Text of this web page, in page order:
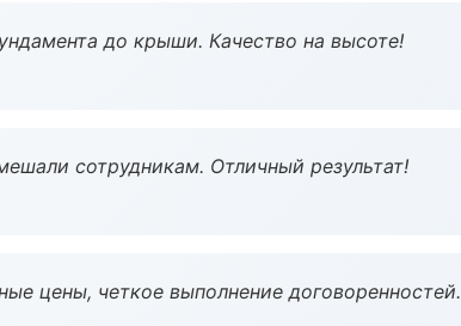
до крыши. Качество на высоте!
сотрудникам. Отличный результат!
цены, четкое выполнение договоренностей.